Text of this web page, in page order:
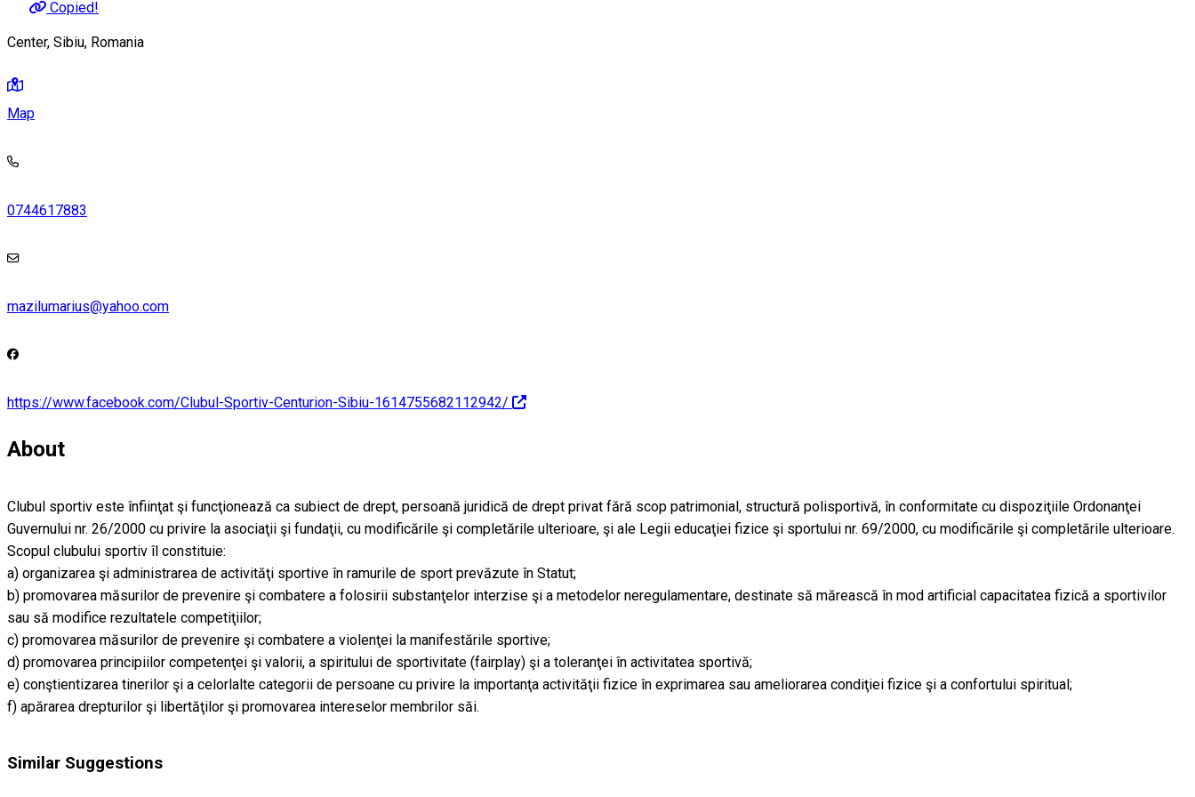
Copied!
Center, Sibiu, Romania
Map
0744617883
mazilumarius@yahoo.com
https://www.facebook.com/Clubul-Sportiv-Centurion-Sibiu-1614755682112942/
About
Clubul sportiv este înfiinţat şi funcţionează ca subiect de drept, persoană juridică de drept privat fără scop patrimonial, structură polisportivă, în conformitate cu dispoziţiile Ordonanţei
Guvernului nr. 26/2000 cu privire la asociaţii şi fundaţii, cu modificările şi completările ulterioare, şi ale Legii educaţiei fizice şi sportului nr. 69/2000, cu modificările şi completările ulterioare.
Scopul clubului sportiv îl constituie:
a) organizarea şi administrarea de activităţi sportive în ramurile de sport prevăzute în Statut;
b) promovarea măsurilor de prevenire şi combatere a folosirii substanţelor interzise şi a metodelor neregulamentare, destinate să mărească în mod artificial capacitatea fizică a sportivilor
sau să modifice rezultatele competiţiilor;
c) promovarea măsurilor de prevenire şi combatere a violenţei la manifestările sportive;
d) promovarea principiilor competenţei şi valorii, a spiritului de sportivitate (fairplay) şi a toleranţei în activitatea sportivă;
e) conştientizarea tinerilor şi a celorlalte categorii de persoane cu privire la importanţa activităţii fizice în exprimarea sau ameliorarea condiţiei fizice şi a confortului spiritual;
f) apărarea drepturilor şi libertăţilor şi promovarea intereselor membrilor săi.
Similar Suggestions